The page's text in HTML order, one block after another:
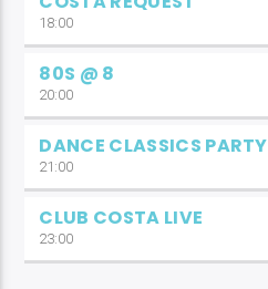
18:00
80S @ 8
20:00
DANCE CLASSICS PARTY
21:00
CLUB COSTA LIVE
23:00